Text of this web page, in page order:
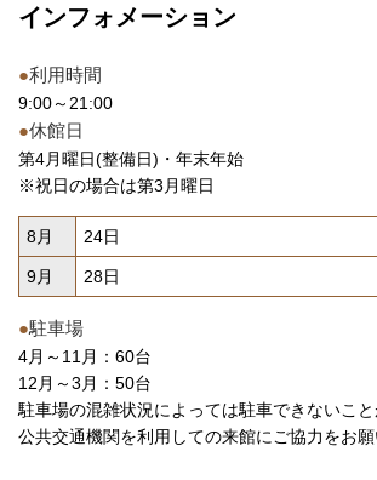
インフォメーション
●利用時間
9:00～21:00
●休館日
第4月曜日(整備日)・年末年始
※祝日の場合は第3月曜日
8月 24日
9月 28日
●駐車場
4月～11月：60台
12月～3月：50台
駐車場の混雑状況によっては駐車できないこと
公共交通機関を利用しての来館にご協力をお願